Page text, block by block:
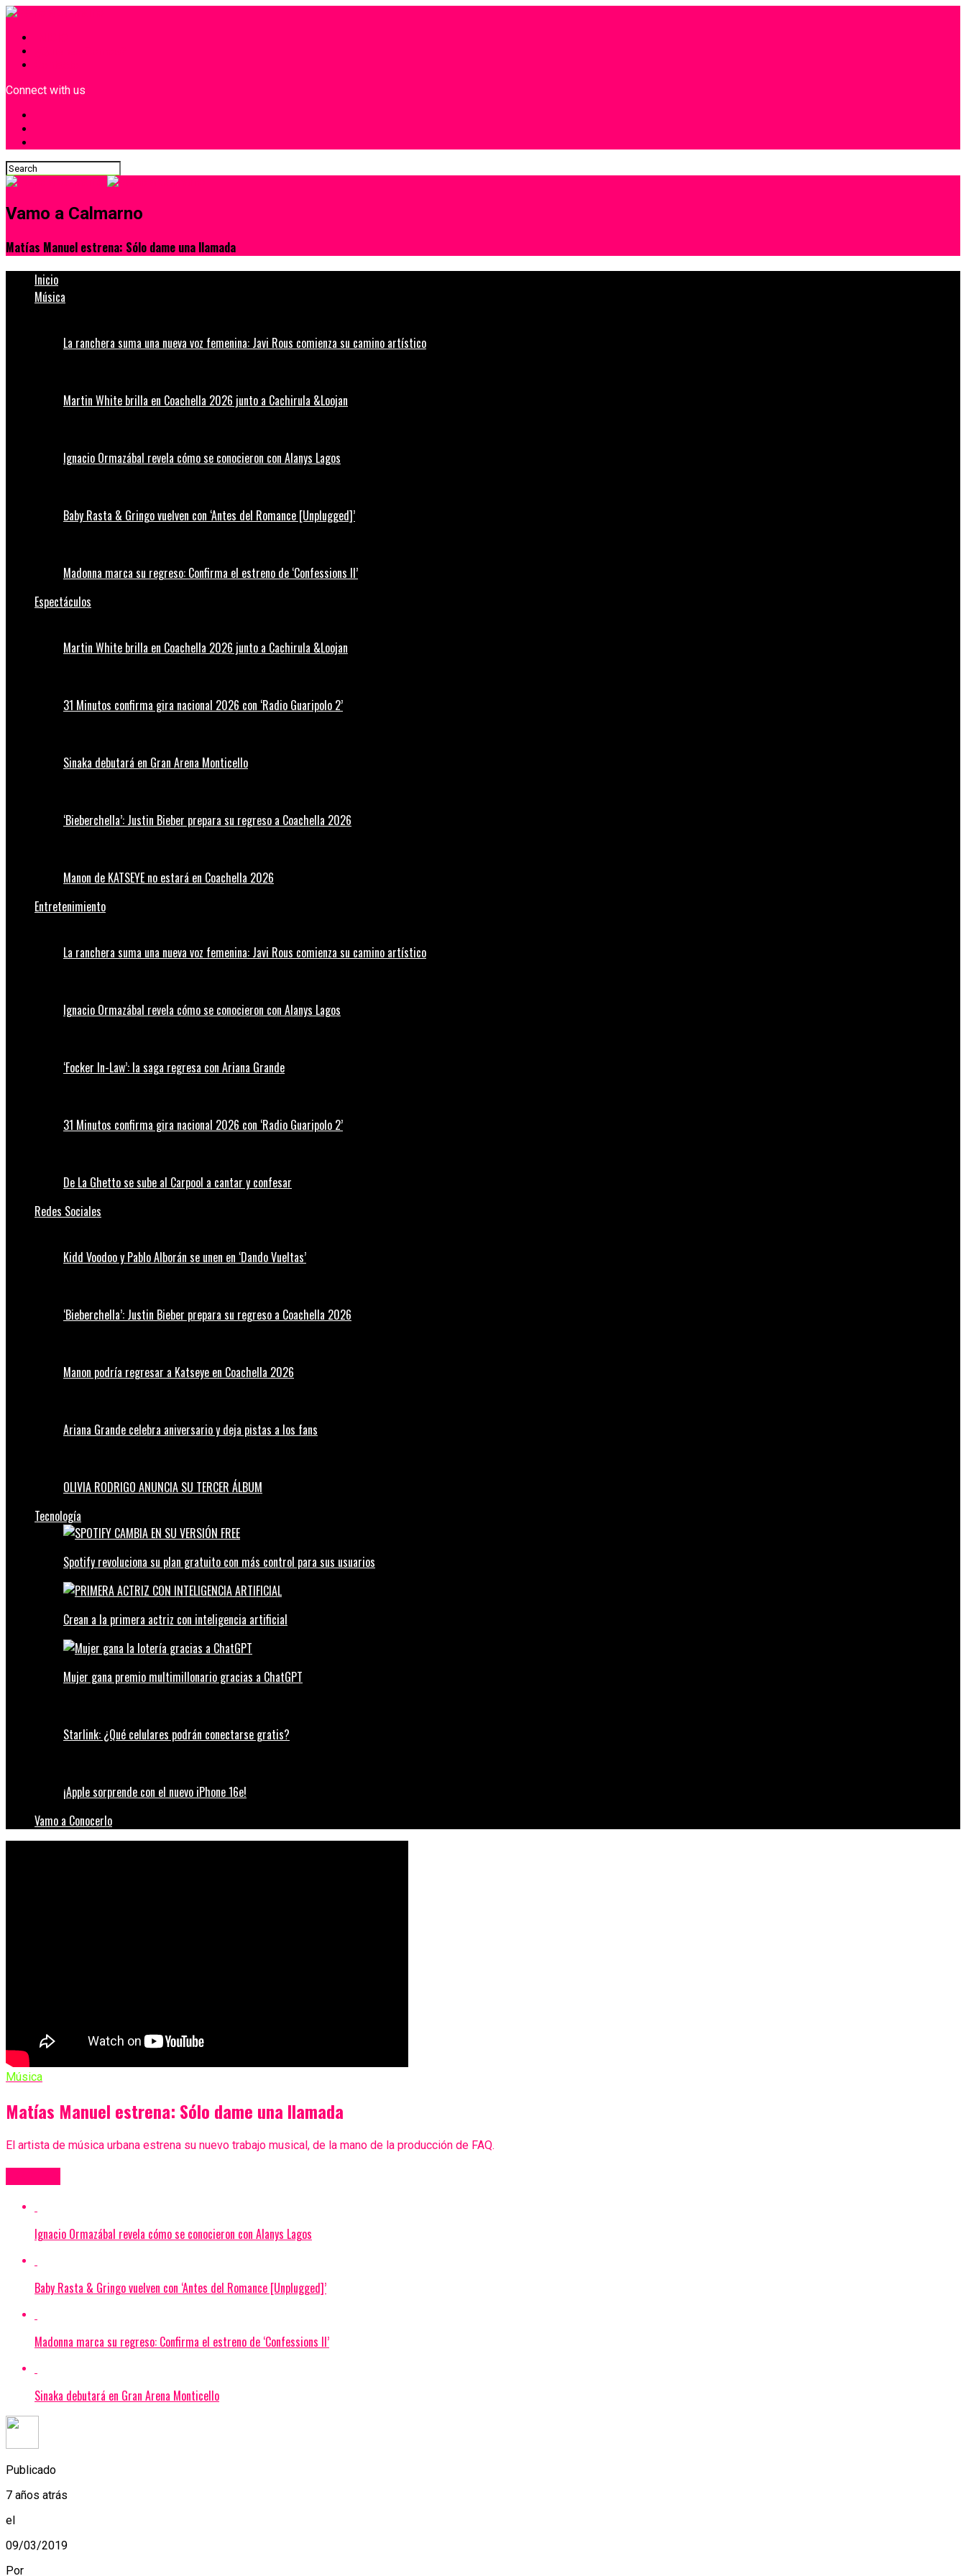
Connect with us
Vamo a Calmarno
Matías Manuel estrena: Sólo dame una llamada
Inicio
Música
La ranchera suma una nueva voz femenina: Javi Rous comienza su camino artístico
Martin White brilla en Coachella 2026 junto a Cachirula &Loojan
Ignacio Ormazábal revela cómo se conocieron con Alanys Lagos
Baby Rasta & Gringo vuelven con ‘Antes del Romance [Unplugged]’
Madonna marca su regreso: Confirma el estreno de ‘Confessions II’
Espectáculos
Martin White brilla en Coachella 2026 junto a Cachirula &Loojan
31 Minutos confirma gira nacional 2026 con ‘Radio Guaripolo 2’
Sinaka debutará en Gran Arena Monticello
‘Bieberchella’: Justin Bieber prepara su regreso a Coachella 2026
Manon de KATSEYE no estará en Coachella 2026
Entretenimiento
La ranchera suma una nueva voz femenina: Javi Rous comienza su camino artístico
Ignacio Ormazábal revela cómo se conocieron con Alanys Lagos
‘Focker In-Law’: la saga regresa con Ariana Grande
31 Minutos confirma gira nacional 2026 con ‘Radio Guaripolo 2’
De La Ghetto se sube al Carpool a cantar y confesar
Redes Sociales
Kidd Voodoo y Pablo Alborán se unen en ‘Dando Vueltas’
‘Bieberchella’: Justin Bieber prepara su regreso a Coachella 2026
Manon podría regresar a Katseye en Coachella 2026
Ariana Grande celebra aniversario y deja pistas a los fans
OLIVIA RODRIGO ANUNCIA SU TERCER ÁLBUM
Tecnología
Spotify revoluciona su plan gratuito con más control para sus usuarios
Crean a la primera actriz con inteligencia artificial
Mujer gana premio multimillonario gracias a ChatGPT
Starlink: ¿Qué celulares podrán conectarse gratis?
¡Apple sorprende con el nuevo iPhone 16e!
Vamo a Conocerlo
Música
Matías Manuel estrena: Sólo dame una llamada
El artista de música urbana estrena su nuevo trabajo musical, de la mano de la producción de FAQ.
Ignacio Ormazábal revela cómo se conocieron con Alanys Lagos
Baby Rasta & Gringo vuelven con ‘Antes del Romance [Unplugged]’
Madonna marca su regreso: Confirma el estreno de ‘Confessions II’
Sinaka debutará en Gran Arena Monticello
Publicado
7 años atrás
el
09/03/2019
Por